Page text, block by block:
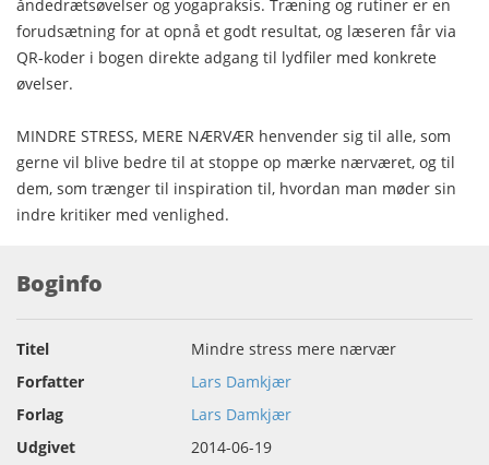
åndedrætsøvelser og yogapraksis. Træning og rutiner er en
forudsætning for at opnå et godt resultat, og læseren får via
QR-koder i bogen direkte adgang til lydfiler med konkrete
øvelser.
MINDRE STRESS, MERE NÆRVÆR henvender sig til alle, som
gerne vil blive bedre til at stoppe op mærke nærværet, og til
dem, som trænger til inspiration til, hvordan man møder sin
indre kritiker med venlighed.
Boginfo
Titel
Mindre stress mere nærvær
Forfatter
Lars Damkjær
Forlag
Lars Damkjær
Udgivet
2014-06-19